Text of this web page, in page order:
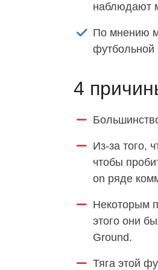
наблюдают
По мнению
футбольной
4
Из-за того,
чтобы
on ряде
Некоторым
этого они
Ground.
Тяга этой